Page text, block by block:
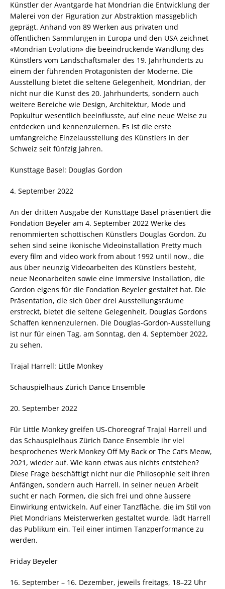
Künstler der Avantgarde hat Mondrian die Entwicklung der
Malerei von der Figuration zur Abstraktion massgeblich
geprägt. Anhand von 89 Werken aus privaten und
öffentlichen Sammlungen in Europa und den USA zeichnet
«Mondrian Evolution» die beeindruckende Wandlung des
Künstlers vom Landschaftsmaler des 19. Jahrhunderts zu
einem der führenden Protagonisten der Moderne. Die
Ausstellung bietet die seltene Gelegenheit, Mondrian, der
nicht nur die Kunst des 20. Jahrhunderts, sondern auch
weitere Bereiche wie Design, Architektur, Mode und
Popkultur wesentlich beeinflusste, auf eine neue Weise zu
entdecken und kennenzulernen. Es ist die erste
umfangreiche Einzelausstellung des Künstlers in der
Schweiz seit fünfzig Jahren.
Kunsttage Basel: Douglas Gordon
4. September 2022
An der dritten Ausgabe der Kunsttage Basel präsentiert die
Fondation Beyeler am 4. September 2022 Werke des
renommierten schottischen Künstlers Douglas Gordon. Zu
sehen sind seine ikonische Videoinstallation Pretty much
every film and video work from about 1992 until now., die
aus über neunzig Videoarbeiten des Künstlers besteht,
neue Neonarbeiten sowie eine immersive Installation, die
Gordon eigens für die Fondation Beyeler gestaltet hat. Die
Präsentation, die sich über drei Ausstellungsräume
erstreckt, bietet die seltene Gelegenheit, Douglas Gordons
Schaffen kennenzulernen. Die Douglas-Gordon-Ausstellung
ist nur für einen Tag, am Sonntag, den 4. September 2022,
zu sehen.
Trajal Harrell: Little Monkey
Schauspielhaus Zürich Dance Ensemble
20. September 2022
Für Little Monkey greifen US-Choreograf Trajal Harrell und
das Schauspielhaus Zürich Dance Ensemble ihr viel
besprochenes Werk Monkey Off My Back or The Cat’s Meow,
2021, wieder auf. Wie kann etwas aus nichts entstehen?
Diese Frage beschäftigt nicht nur die Philosophie seit ihren
Anfängen, sondern auch Harrell. In seiner neuen Arbeit
sucht er nach Formen, die sich frei und ohne äussere
Einwirkung entwickeln. Auf einer Tanzfläche, die im Stil von
Piet Mondrians Meisterwerken gestaltet wurde, lädt Harrell
das Publikum ein, Teil einer intimen Tanzperformance zu
werden.
Friday Beyeler
16. September – 16. Dezember, jeweils freitags, 18–22 Uhr